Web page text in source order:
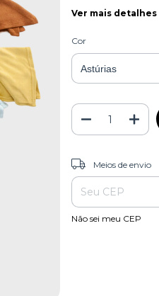
Ver mais detalhes
Cor
Entregas para o CEP:
Meios de envio
Não sei meu CEP